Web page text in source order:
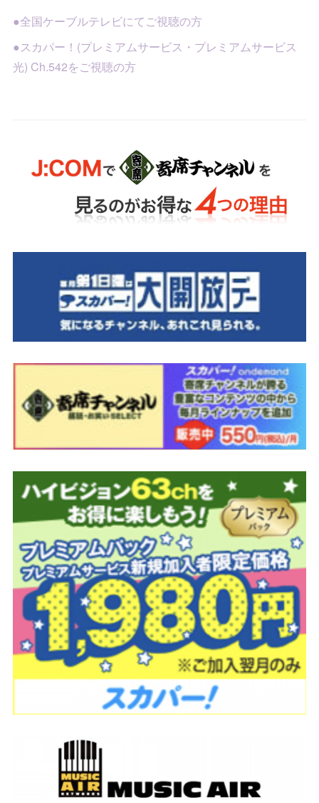
●全国ケーブルテレビにてご視聴の方
●スカパー！(プレミアムサービス・プレミアムサービス
光) Ch.542をご視聴の方